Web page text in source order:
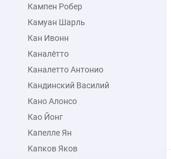
Кампен Робер
Камуан Шарль
Кан Ивонн
Канале́тто
Каналетто Антонио
Кандинский Василий
Кано Алонсо
Као Йонг
Капелле Ян
Капков Яков